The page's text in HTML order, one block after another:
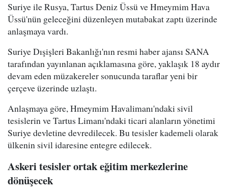
Suriye ile Rusya, Tartus Deniz Üssü ve Hmeymim Hava
Üssü'nün geleceğini düzenleyen mutabakat zaptı üzerinde
anlaşmaya vardı.
Suriye Dışişleri Bakanlığı'nın resmi haber ajansı SANA
tarafından yayınlanan açıklamasına göre, yaklaşık 18 aydır
devam eden müzakereler sonucunda taraflar yeni bir
çerçeve üzerinde uzlaştı.
Anlaşmaya göre, Hmeymim Havalimanı'ndaki sivil
tesislerin ve Tartus Limanı'ndaki ticari alanların yönetimi
Suriye devletine devredilecek. Bu tesisler kademeli olarak
ülkenin sivil idaresine entegre edilecek.
Askeri tesisler ortak eğitim merkezlerine
dönüşecek